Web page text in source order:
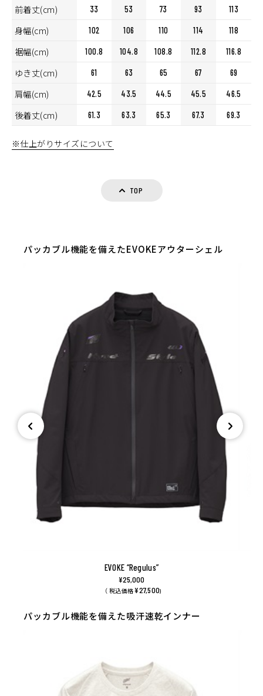
前着丈(cm) 33 53 73 93 113
身幅(cm) 102 106 110 114 118
裾幅(cm) 100.8 104.8 108.8 112.8 116.8
ゆき丈(cm) 61 63 65 67 69
肩幅(cm) 42.5 43.5 44.5 45.5 46.5
後着丈(cm) 61.3 63.3 65.3 67.3 69.3
※仕上がりサイズについて
TOP
パッカブル機能を備えたEVOKEアウターシェル
EVOKE “Regulus”
¥25,000
（ 税込価格¥27,500)
パッカブル機能を備えた吸汗速乾インナー